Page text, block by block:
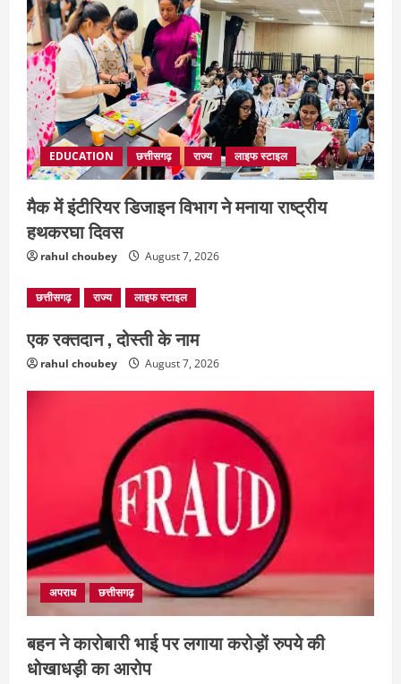
EDUCATION छत्तीसगढ़ राज्य लाइफ स्टाइल
मैक में इंटीरियर डिजाइन विभाग ने मनाया राष्ट्रीय
हथकरघा दिवस
rahul choubey August 7, 2026
छत्तीसगढ़ राज्य लाइफ स्टाइल
एक रक्तदान , दोस्ती के नाम
rahul choubey August 7, 2026
अपराध छत्तीसगढ़
बहन ने कारोबारी भाई पर लगाया करोड़ों रुपये की
धोखाधड़ी का आरोप